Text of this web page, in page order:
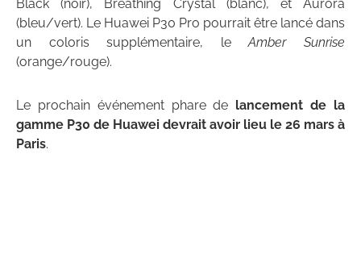
Black (noir), Breathing Crystal (blanc), et Aurora
(bleu/vert). Le Huawei P30 Pro pourrait être lancé dans
un coloris supplémentaire, leAmber Sunrise
(orange/rouge).
Le prochain événement phare de lancement de la
gamme P30 de Huawei devrait avoir lieu le 26 mars à
Paris.